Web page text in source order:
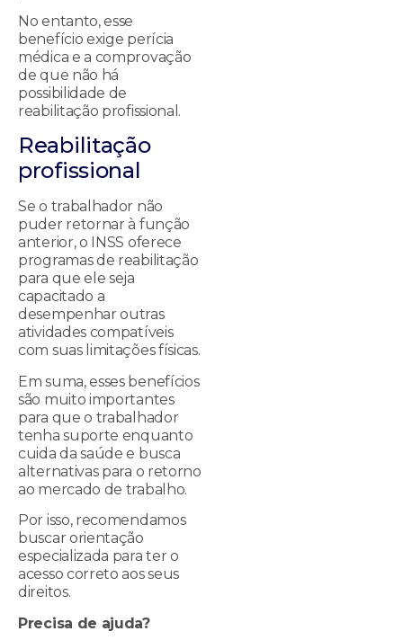
No entanto, esse
benefício exige perícia
médica e a comprovação
de que não há
possibilidade de
reabilitação profissional.
Reabilitação
profissional
Se o trabalhador não
puder retornar à função
anterior, o INSS oferece
programas de reabilitação
para que ele seja
capacitado a
desempenhar outras
atividades compatíveis
com suas limitações físicas.
Em suma, esses benefícios
são muito importantes
para que o trabalhador
tenha suporte enquanto
cuida da saúde e busca
alternativas para o retorno
ao mercado de trabalho.
Por isso, recomendamos
buscar orientação
especializada para ter o
acesso correto aos seus
direitos.
Precisa de ajuda?